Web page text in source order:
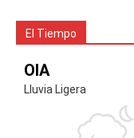
El Tiempo
OIA
Lluvia Ligera